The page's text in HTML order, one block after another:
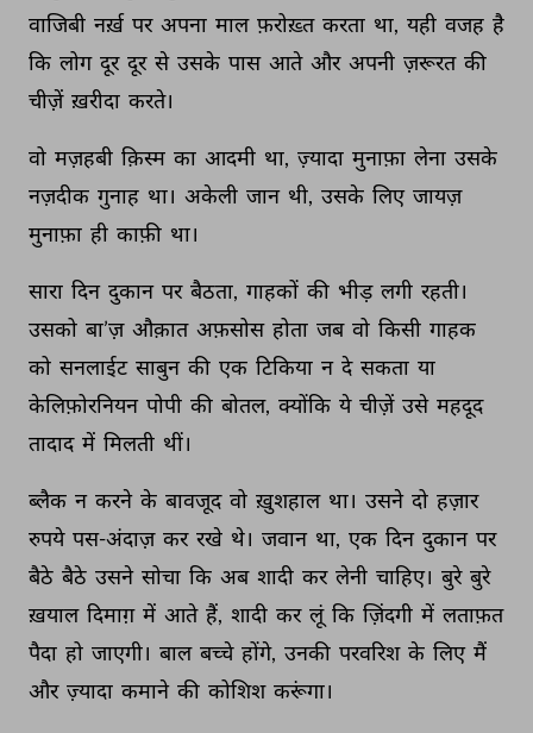
वाजिबी नर्ख़ पर अपना माल फ़रोख़्त करता था, यही वजह है
कि लोग दूर दूर से उसके पास आते और अपनी ज़रूरत की
चीज़ें ख़रीदा करते।
वो मज़हबी क़िस्म का आदमी था, ज़्यादा मुनाफ़ा लेना उसके
नज़दीक गुनाह था। अकेली जान थी, उसके लिए जायज़
मुनाफ़ा ही काफ़ी था।
सारा दिन दुकान पर बैठता, गाहकों की भीड़ लगी रहती।
उसको बा’ज़ औक़ात अफ़सोस होता जब वो किसी गाहक
को सनलाईट साबुन की एक टिकिया न दे सकता या
केलिफ़ोरनियन पोपी की बोतल, क्योंकि ये चीज़ें उसे महदूद
तादाद में मिलती थीं।
ब्लैक न करने के बावजूद वो ख़ुशहाल था। उसने दो हज़ार
रुपये पस-अंदाज़ कर रखे थे। जवान था, एक दिन दुकान पर
बैठे बैठे उसने सोचा कि अब शादी कर लेनी चाहिए। बुरे बुरे
ख़याल दिमाग़ में आते हैं, शादी कर लूं कि ज़िंदगी में लताफ़त
पैदा हो जाएगी। बाल बच्चे होंगे, उनकी परवरिश के लिए मैं
और ज़्यादा कमाने की कोशिश करूंगा।